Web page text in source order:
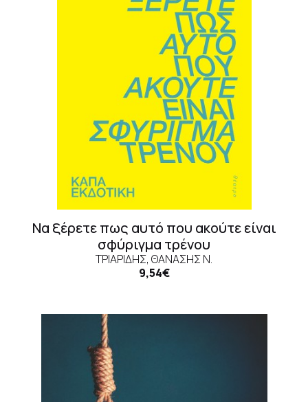
Να ξέρετε πως αυτό που ακούτε είναι
σφύριγμα τρένου
ΤΡΙΑΡΊΔΗΣ, ΘΑΝΆΣΗΣ N.
9,54€